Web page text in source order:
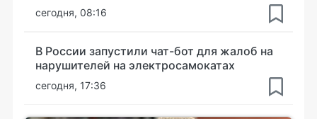
сегодня, 08:16
В России запустили чат-бот для жалоб на
нарушителей на электросамокатах
сегодня, 17:36